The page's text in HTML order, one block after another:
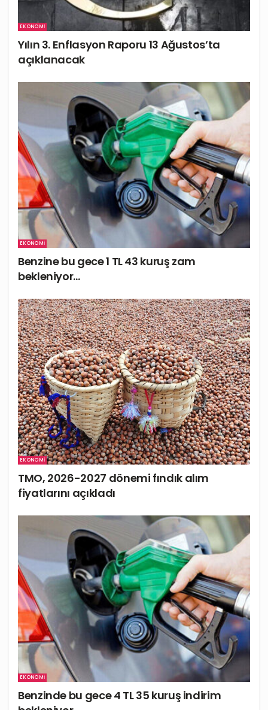
EKONOMI
Yılın 3. Enflasyon Raporu 13 Ağustos’ta
açıklanacak
EKONOMI
Benzine bu gece 1 TL 43 kuruş zam
bekleniyor…
EKONOMI
TMO, 2026-2027 dönemi fındık alım
fiyatlarını açıkladı
EKONOMI
Benzinde bu gece 4 TL 35 kuruş indirim